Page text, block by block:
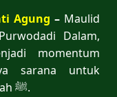
Agung – Maulid
momentum
sarana untuk
meneladani akhlak mulia Rasulullah ﷺ.